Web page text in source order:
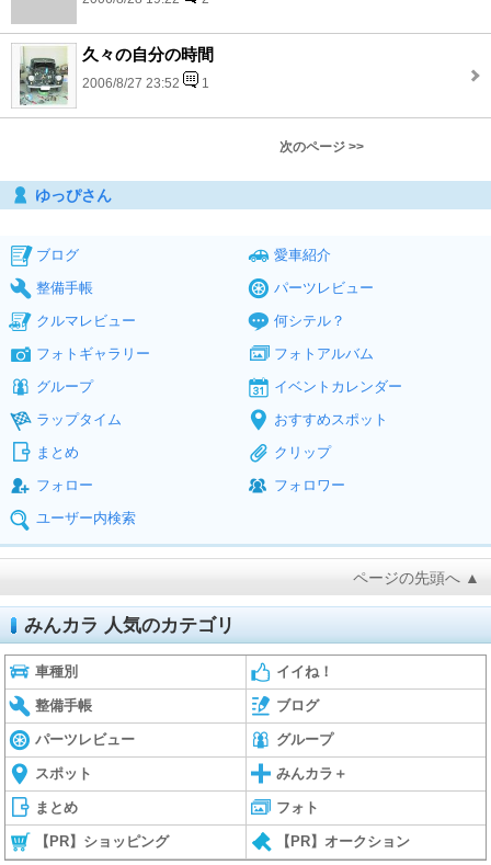
久々の自分の時間
2006/8/27 23:52 1
次のページ >>
ゆっぴさん
ブログ
愛車紹介
整備手帳
パーツレビュー
クルマレビュー
何シテル？
フォトギャラリー
フォトアルバム
グループ
イベントカレンダー
ラップタイム
おすすめスポット
まとめ
クリップ
フォロー
フォロワー
ユーザー内検索
ページの先頭へ ▲
みんカラ 人気のカテゴリ
車種別 イイね！
整備手帳 ブログ
パーツレビュー グループ
スポット みんカラ＋
まとめ フォト
【PR】ショッピング 【PR】オークション